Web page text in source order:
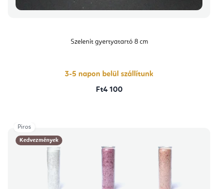
Szelenit gyertyatartó 8 cm
3-5 napon belül szállítunk
Ft4 100
Kedvezmények
Piros